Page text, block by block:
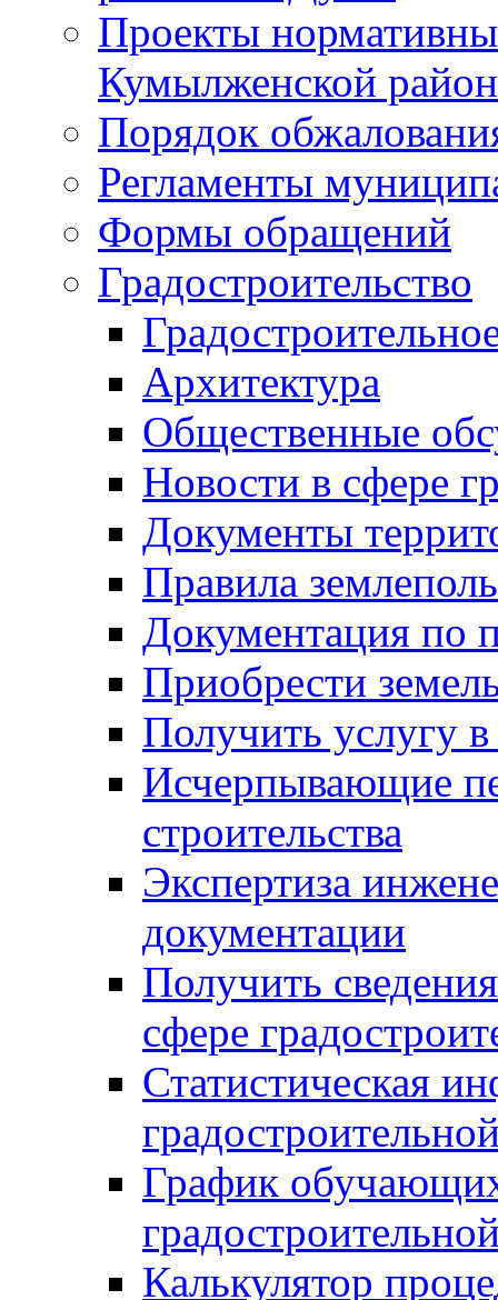
Проекты
Кумылженской
Порядок
Регламенты
Формы обращений
Градостроительство
Архитектура
Общественные
Новости в сфере
Документы
Правила
Документация по
Приобрести
Получить услугу в
Исчерпывающие
строительства
Экспертиза
документации
Получить
сфере
Статистическая
График
Калькулятор